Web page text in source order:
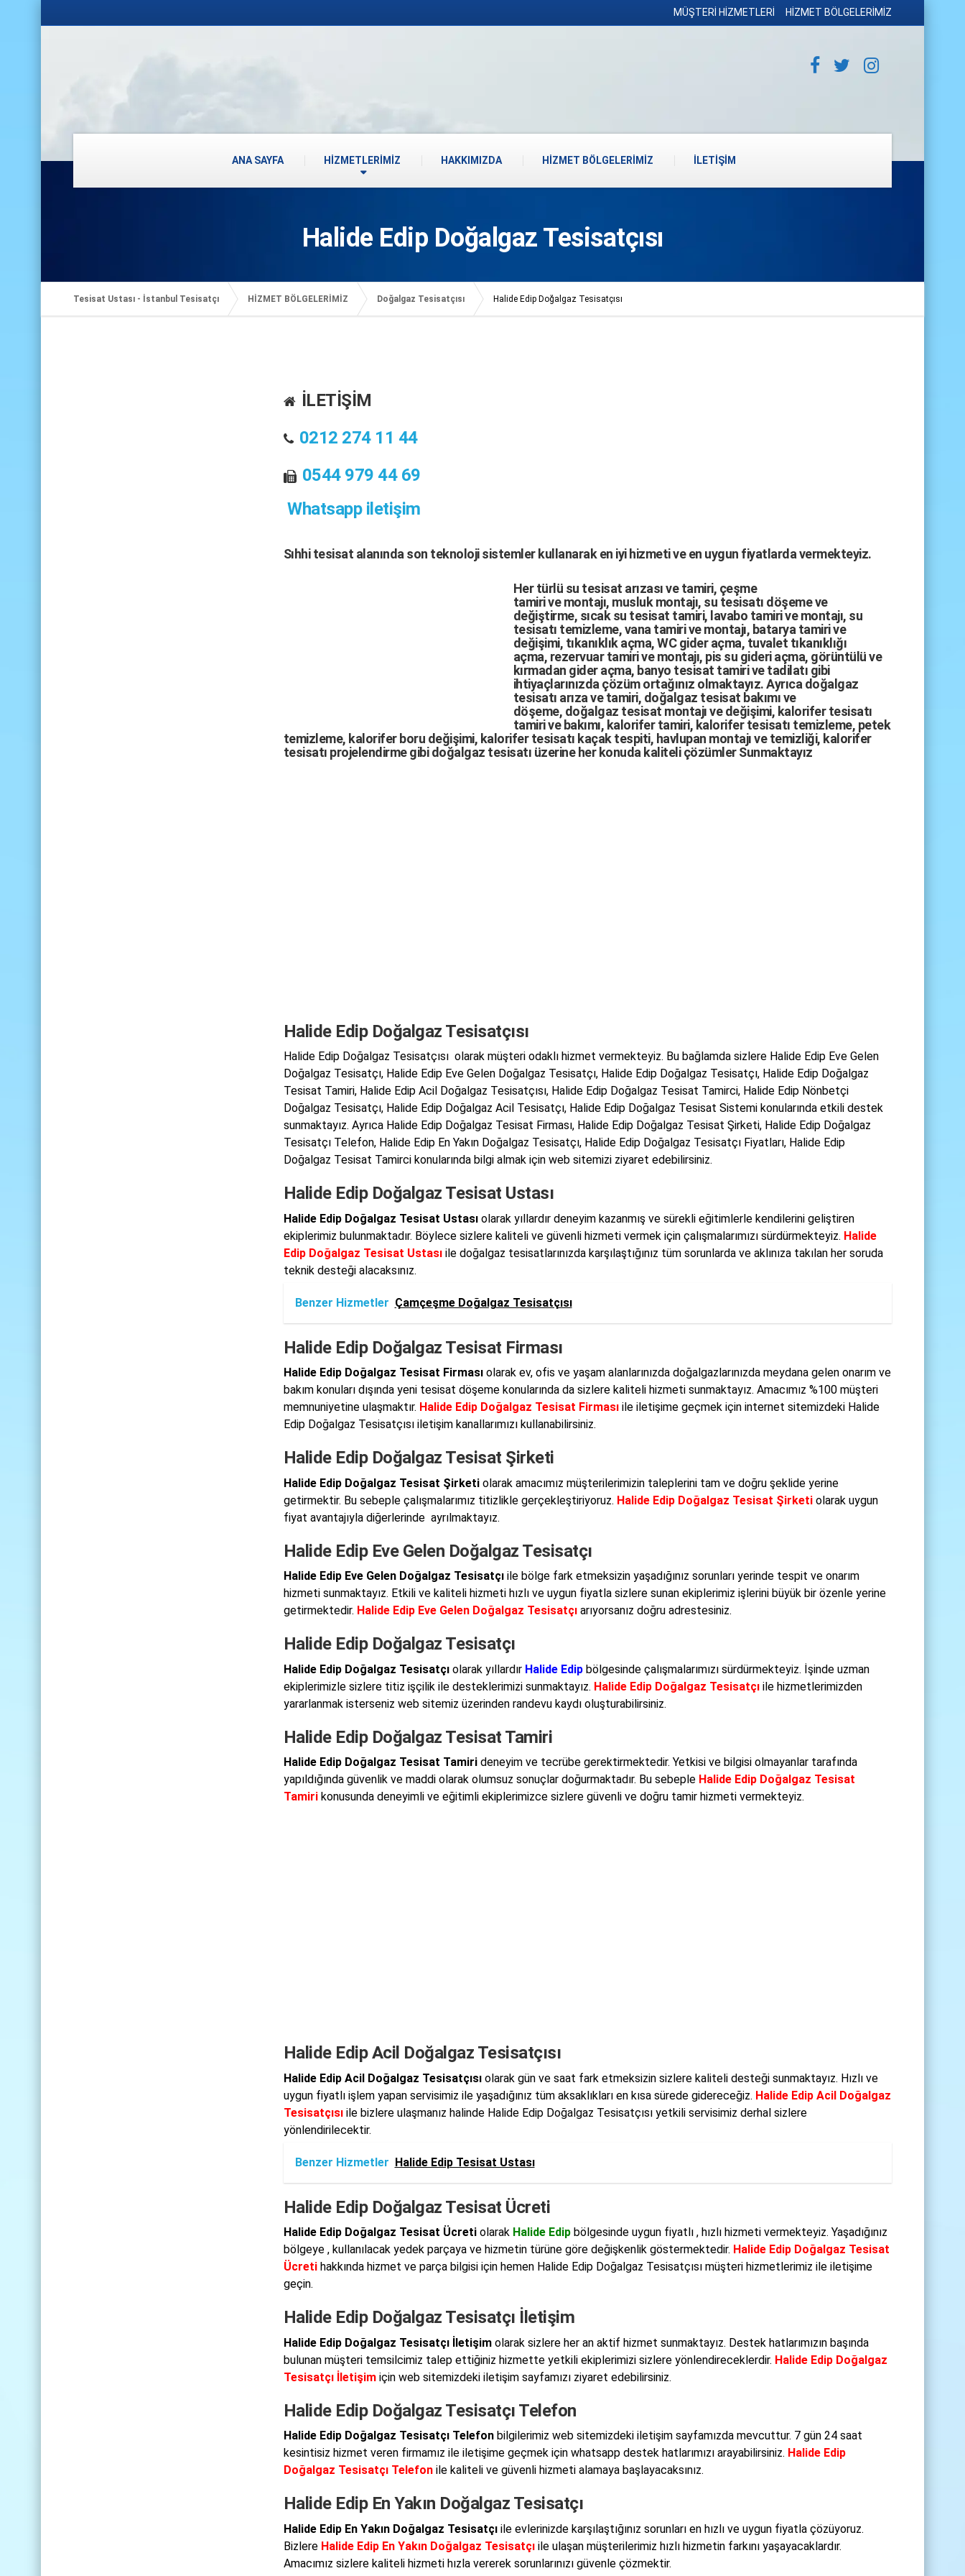
MÜŞTERİ HİZMETLERİ HİZMET BÖLGELERİMİZ
ANA SAYFA HİZMETLERİMİZ HAKKIMIZDA HİZMET BÖLGELERİMİZ İLETİŞİM
Halide Edip Doğalgaz Tesisatçısı
Tesisat Ustası - İstanbul Tesisatçı HİZMET BÖLGELERİMİZ Doğalgaz Tesisatçısı Halide Edip Doğalgaz Tesisatçısı
İLETİŞİM
0212 274 11 44
0544 979 44 69
Whatsapp iletişim
Sıhhi tesisat alanında son teknoloji sistemler kullanarak en iyi hizmeti ve en uygun fiyatlarda vermekteyiz.
Her türlü su tesisat arızasıve tamiri, çeşme
tamirivemontajı, musluk montajı, su tesisatı döşemeve
değiştirme, sıcak su tesisat tamiri, lavabo tamirivemontajı, su
tesisatı temizleme,vana tamirivemontajı, batarya tamirive
değişimi, tıkanıklık açma,WC gider açma, tuvalet tıkanıklığı
açma, rezervuar tamirive montajı, pis su gideri açma, görüntülü ve
kırmadan gider açma, banyo tesisat tamirivetadilatı gibi
ihtiyaçlarınızda çözüm ortağınız olmaktayız. Ayrıca doğalgaz
tesisatı arızave tamiri, doğalgaz tesisat bakımıve
döşeme, doğalgaz tesisat montajıve değişimi, kalorifer tesisatı
tamiri ve bakımı, kalorifer tamiri, kalorifer tesisatı temizleme, petek
temizleme, kalorifer boru değişimi, kalorifer tesisatı kaçak tespiti, havlupan montajı ve temizliği, kalorifer
tesisatı projelendirme gibi doğalgaz tesisatı üzerine her konuda kaliteli çözümler Sunmaktayız
Halide Edip Doğalgaz Tesisatçısı
Halide Edip Doğalgaz Tesisatçısı olarak müşteri odaklı hizmet vermekteyiz. Bu bağlamda sizlere Halide Edip Eve Gelen
Doğalgaz Tesisatçı, Halide Edip Eve Gelen Doğalgaz Tesisatçı, Halide Edip Doğalgaz Tesisatçı, Halide Edip Doğalgaz
Tesisat Tamiri, Halide Edip Acil Doğalgaz Tesisatçısı, Halide Edip Doğalgaz Tesisat Tamirci, Halide Edip Nönbetçi
Doğalgaz Tesisatçı, Halide Edip Doğalgaz Acil Tesisatçı, Halide Edip Doğalgaz Tesisat Sistemi konularında etkili destek
sunmaktayız. Ayrıca Halide Edip Doğalgaz Tesisat Firması, Halide Edip Doğalgaz Tesisat Şirketi, Halide Edip Doğalgaz
Tesisatçı Telefon, Halide Edip En Yakın Doğalgaz Tesisatçı, Halide Edip Doğalgaz Tesisatçı Fiyatları, Halide Edip
Doğalgaz Tesisat Tamirci konularında bilgi almak için web sitemizi ziyaret edebilirsiniz.
Halide Edip Doğalgaz Tesisat Ustası
Halide Edip Doğalgaz Tesisat Ustasıolarak yıllardır deneyim kazanmış ve sürekli eğitimlerle kendilerini geliştiren
ekiplerimiz bulunmaktadır. Böylece sizlere kaliteli ve güvenli hizmeti vermek için çalışmalarımızı sürdürmekteyiz. Halide
Edip Doğalgaz Tesisat Ustasıile doğalgaz tesisatlarınızda karşılaştığınız tüm sorunlarda ve aklınıza takılan her soruda
teknik desteği alacaksınız.
Benzer Hizmetler Çamçeşme Doğalgaz Tesisatçısı
Halide Edip Doğalgaz Tesisat Firması
Halide Edip Doğalgaz Tesisat Firmasıolarak ev, ofis ve yaşam alanlarınızda doğalgazlarınızda meydana gelen onarım ve
bakım konuları dışında yeni tesisat döşeme konularında da sizlere kaliteli hizmeti sunmaktayız. Amacımız %100 müşteri
memnuniyetine ulaşmaktır. Halide Edip Doğalgaz Tesisat Firmasıile iletişime geçmek için internet sitemizdeki Halide
Edip Doğalgaz Tesisatçısı iletişim kanallarımızı kullanabilirsiniz.
Halide Edip Doğalgaz Tesisat Şirketi
Halide Edip Doğalgaz Tesisat Şirketiolarak amacımız müşterilerimizin taleplerini tam ve doğru şeklide yerine
getirmektir. Bu sebeple çalışmalarımız titizlikle gerçekleştiriyoruz. Halide Edip Doğalgaz Tesisat Şirketiolarak uygun
fiyat avantajıyla diğerlerinde ayrılmaktayız.
Halide Edip Eve Gelen Doğalgaz Tesisatçı
Halide Edip Eve Gelen Doğalgaz Tesisatçıile bölge fark etmeksizin yaşadığınız sorunları yerinde tespit ve onarım
hizmeti sunmaktayız. Etkili ve kaliteli hizmeti hızlı ve uygun fiyatla sizlere sunan ekiplerimiz işlerini büyük bir özenle yerine
getirmektedir. Halide Edip Eve Gelen Doğalgaz Tesisatçıarıyorsanız doğru adrestesiniz.
Halide Edip Doğalgaz Tesisatçı
Halide Edip Doğalgaz Tesisatçıolarak yıllardır Halide Edip bölgesinde çalışmalarımızı sürdürmekteyiz. İşinde uzman
ekiplerimizle sizlere titiz işçilik ile desteklerimizi sunmaktayız. Halide Edip Doğalgaz Tesisatçıile hizmetlerimizden
yararlanmak isterseniz web sitemiz üzerinden randevu kaydı oluşturabilirsiniz.
Halide Edip Doğalgaz Tesisat Tamiri
Halide Edip Doğalgaz Tesisat Tamirideneyim ve tecrübe gerektirmektedir. Yetkisi ve bilgisi olmayanlar tarafında
yapıldığında güvenlik ve maddi olarak olumsuz sonuçlar doğurmaktadır. Bu sebeple Halide Edip Doğalgaz Tesisat
Tamirikonusunda deneyimli ve eğitimli ekiplerimizce sizlere güvenli ve doğru tamir hizmeti vermekteyiz.
Halide Edip Acil Doğalgaz Tesisatçısı
Halide Edip Acil Doğalgaz Tesisatçısıolarak gün ve saat fark etmeksizin sizlere kaliteli desteği sunmaktayız. Hızlı ve
uygun fiyatlı işlem yapan servisimiz ile yaşadığınız tüm aksaklıkları en kısa sürede gidereceğiz. Halide Edip Acil Doğalgaz
Tesisatçısıile bizlere ulaşmanız halinde Halide Edip Doğalgaz Tesisatçısı yetkili servisimiz derhal sizlere
yönlendirilecektir.
Benzer Hizmetler Halide Edip Tesisat Ustası
Halide Edip Doğalgaz Tesisat Ücreti
Halide Edip Doğalgaz Tesisat Ücretiolarak Halide Edipbölgesinde uygun fiyatlı , hızlı hizmeti vermekteyiz. Yaşadığınız
bölgeye , kullanılacak yedek parçaya ve hizmetin türüne göre değişkenlik göstermektedir. Halide Edip Doğalgaz Tesisat
Ücretihakkında hizmet ve parça bilgisi için hemen Halide Edip Doğalgaz Tesisatçısı müşteri hizmetlerimiz ile iletişime
geçin.
Halide Edip Doğalgaz Tesisatçı İletişim
Halide Edip Doğalgaz Tesisatçı İletişimolarak sizlere her an aktif hizmet sunmaktayız. Destek hatlarımızın başında
bulunan müşteri temsilcimiz talep ettiğiniz hizmette yetkili ekiplerimizi sizlere yönlendireceklerdir. Halide Edip Doğalgaz
Tesisatçı İletişimiçin web sitemizdeki iletişim sayfamızı ziyaret edebilirsiniz.
Halide Edip Doğalgaz Tesisatçı Telefon
Halide Edip Doğalgaz Tesisatçı Telefonbilgilerimiz web sitemizdeki iletişim sayfamızda mevcuttur. 7 gün 24 saat
kesintisiz hizmet veren firmamız ile iletişime geçmek için whatsapp destek hatlarımızı arayabilirsiniz. Halide Edip
Doğalgaz Tesisatçı Telefonile kaliteli ve güvenli hizmeti alamaya başlayacaksınız.
Halide Edip En Yakın Doğalgaz Tesisatçı
Halide Edip En Yakın Doğalgaz Tesisatçıile evlerinizde karşılaştığınız sorunları en hızlı ve uygun fiyatla çözüyoruz.
Bizlere Halide Edip En Yakın Doğalgaz Tesisatçıile ulaşan müşterilerimiz hızlı hizmetin farkını yaşayacaklardır.
Amacımız sizlere kaliteli hizmeti hızla vererek sorunlarınızı güvenle çözmektir.